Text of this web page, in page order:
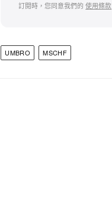
訂閱時，您同意我們的使用條款
UMBRO MSCHF